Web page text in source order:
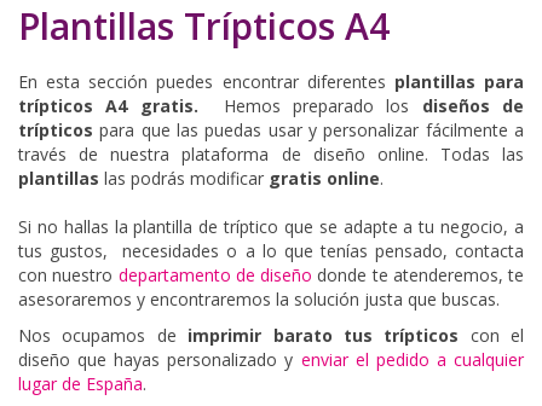
Plantillas Trípticos A4
En esta sección puedes encontrar diferentes plantillas para
trípticos A4 gratis.
Hemos preparado los diseños de
trípticos para que las puedas usar y personalizar fácilmente a
través de nuestra plataforma de diseño online. Todas las
plantillas las podrás modificar gratis online.
Si no hallas la plantilla de tríptico que se adapte a tu negocio, a
tus gustos, necesidades o a lo que tenías pensado, contacta
con nuestro departamento de diseño donde te atenderemos, te
asesoraremos y encontraremos la solución justa que buscas.
Nos ocupamos de imprimir barato tus trípticos con el
diseño que hayas personalizado y enviar el pedido a cualquier
lugar de España.
Tríptico Empresas Mármol